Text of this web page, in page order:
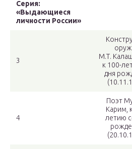
Серия:
«Выдающиеся
личности России»
3
М.Т.
к 100-
дня
4
Поэт
Карим,
летию